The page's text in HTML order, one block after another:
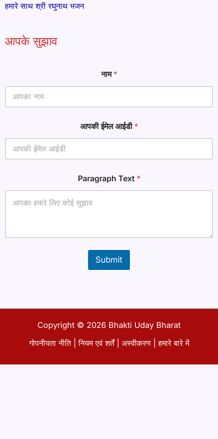
हमारे साथ श्री रघुनाथ भजन
आपके सुझाव
नाम*
आपकी ईमेल आईडी *
म
आ
Paragraph Text *
Submit
Copyright © 2026 Bhakti Uday Bharat
गोपनीयता नीति|नियम एवं शर्तें| अस्वीकरण |हमारे बारे में